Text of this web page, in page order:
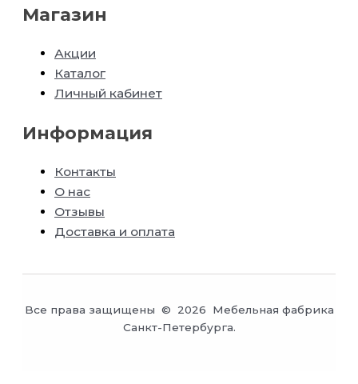
Магазин
Акции
Каталог
Личный кабинет
Информация
Контакты
О нас
Отзывы
Доставка и оплата
Все права защищены © 2026 Мебельная фабрика
Санкт-Петербурга.